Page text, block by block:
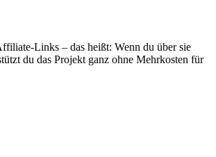
Links – das heißt: Wenn du über sie
du das Projekt ganz ohne Mehrkosten für